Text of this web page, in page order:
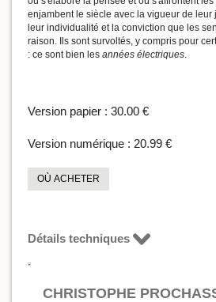
enjambent le siècle avec la vigueur de leur
leur individualité et la conviction que les
raison. Ils sont survoltés, y compris pour
: ce sont bien les années électriques
Version papier : 30.00 €
Version numérique : 20.99 €
OÙ ACHETER
Détails techniques
CHRISTOPHE